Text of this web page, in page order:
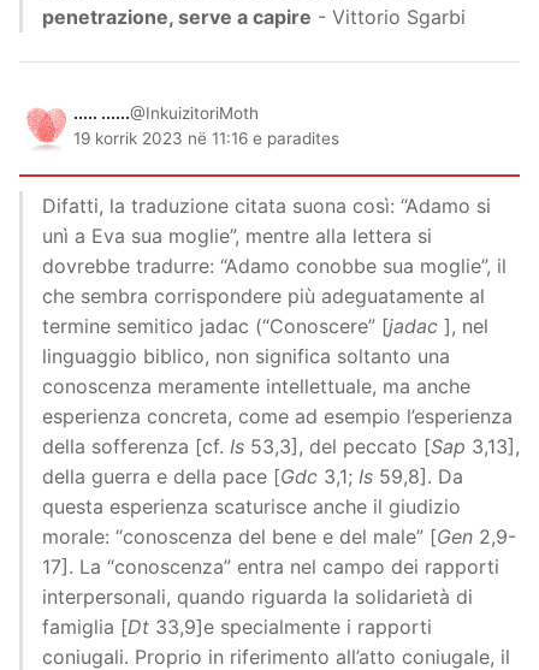
penetrazione, serve a capire - Vittorio Sgarbi
..... ......@InkuizitoriMoth
19 korrik 2023 në 11:16 e paradites
Difatti, la traduzione citata suona così: “Adamo si
unì a Eva sua moglie”, mentre alla lettera si
dovrebbe tradurre: “Adamo conobbe sua moglie”, il
che sembra corrispondere più adeguatamente al
termine semitico jadac (“Conoscere” [jadac ], nel
linguaggio biblico, non significa soltanto una
conoscenza meramente intellettuale, ma anche
esperienza concreta, come ad esempio l’esperienza
della sofferenza [cf. Is 53,3], del peccato [Sap 3,13],
della guerra e della pace [Gdc 3,1; Is 59,8]. Da
questa esperienza scaturisce anche il giudizio
morale: “conoscenza del bene e del male” [Gen 2,9-
17]. La “conoscenza” entra nel campo dei rapporti
interpersonali, quando riguarda la solidarietà di
famiglia [Dt 33,9]e specialmente i rapporti
coniugali. Proprio in riferimento all’atto coniugale, il